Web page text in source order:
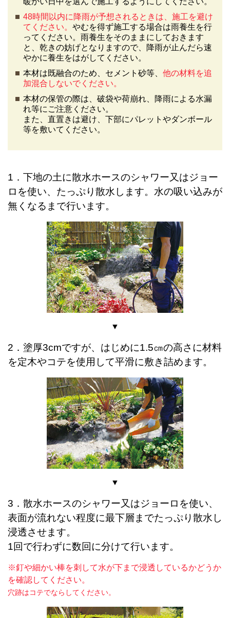
48時間以内に降雨が予想されるときは、施工を避け
てください。 やむを得ず施工する場合は雨養生を行
ってください。雨養生をそのままにしておきます
と、乾きの妨げとなりますので、降雨が止んだら速
やかに養生をはがしてください。
本材は既融合のため、セメント砂等、 他の材料を追
加混合しないでください。
本材の保管の際は、破袋や荷崩れ、降雨による水漏
れ等にご注意ください。
また、直置きは避け、下部にパレットやダンボール
等を敷いてください。
1．下地の土に散水ホースのシャワー又はジョー
ロを使い、たっぷり散水します。水の吸い込みが
無くなるまで行います。
▼
2．塗厚3cmですが、はじめに1.5㎝の高さに材料
を定木やコテを使用して平滑に敷き詰めます。
▼
3．散水ホースのシャワー又はジョーロを使い、
表面が流れない程度に最下層までたっぷり散水し
浸透させます。
1回で行わずに数回に分けて行います。
※釘や細かい棒を刺して水が下まで浸透しているかどうか
を確認してください。
穴跡はコテでならしてください。